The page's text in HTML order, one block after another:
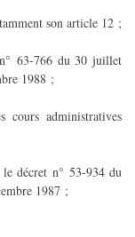
son article 12 ;
63-766 du 30 juillet
1988 ;
administratives
décret n° 53-934 du
1987 ;